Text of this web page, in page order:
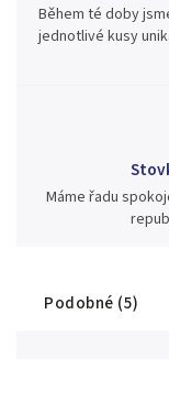
Během té doby
jednotlivé kusy
Máme řadu
Podobné (5)